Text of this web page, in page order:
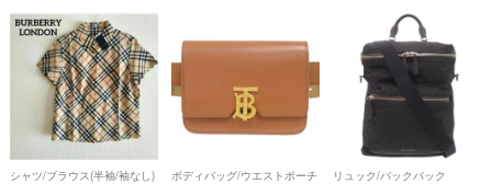
シャツ/ブラウス(半袖/袖なし) ボディバッグ/ウエストポーチ リュック/バックパック